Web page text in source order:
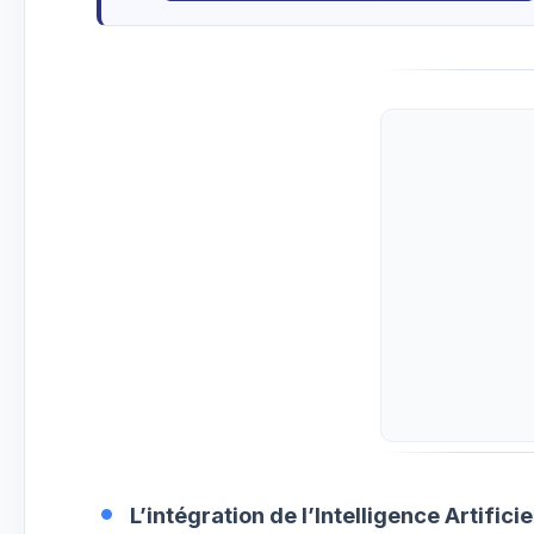
L’intégration de l’Intelligence